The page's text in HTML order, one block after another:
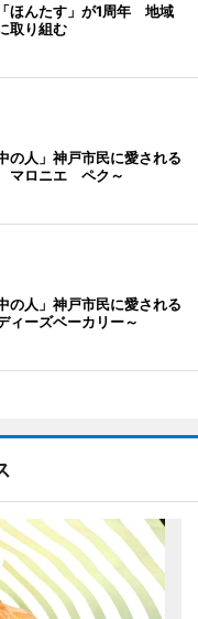
ほんたす」が1周年 地域
取り組む
の人」神戸市民に愛される
ロニエ ペク～
の人」神戸市民に愛される
ーズベーカリー～